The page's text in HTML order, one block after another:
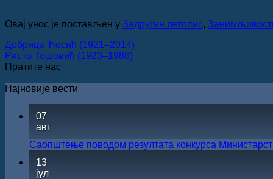
Овај унос је постављен у Задругин летопис,
Добрица Ћосић (1921–2014)
Ристо Тошовић (1923–1986)
Пратите нас
Најновије вести
07
авг
Саопштење поводом резултата конкурса
13
јул